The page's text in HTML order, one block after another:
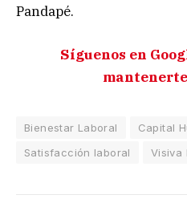
Pandapé.
Síguenos en
mantenerte
Bienestar Laboral
Capital
Satisfacción laboral
Visiva